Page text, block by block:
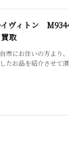
ヴィトン
取
市にお住いの方より
たお品を紹介させて